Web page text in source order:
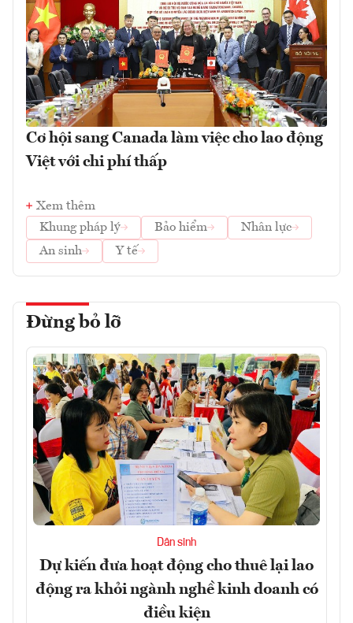
Cơ hội sang Canada làm việc cho lao động
Việt với chi phí thấp
Xem thêm
Khung pháp lý
Bảo hiểm
Nhân lực
An sinh
Y tế
Đừng bỏ lỡ
Dân sinh
Dự kiến đưa hoạt động cho thuê lại lao
động ra khỏi ngành nghề kinh doanh có
điều kiện